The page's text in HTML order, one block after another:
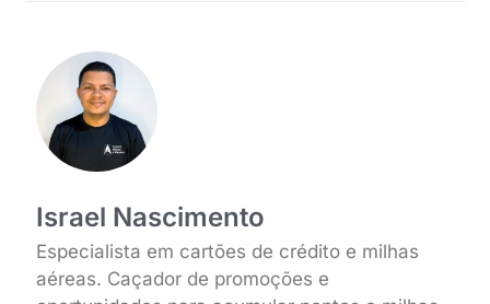
Israel Nascimento
Especialista em cartões de crédito e milhas
aéreas. Caçador de promoções e